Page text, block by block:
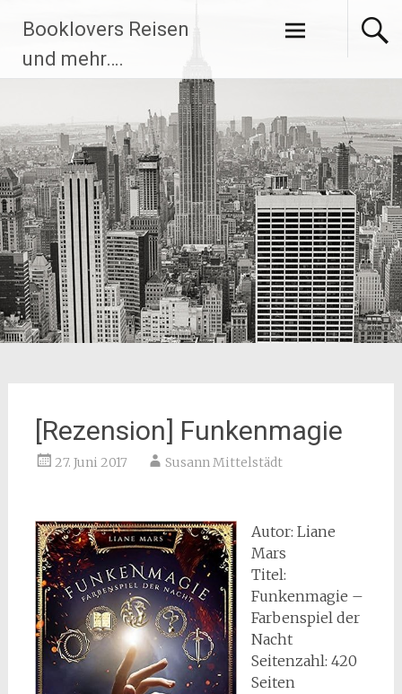
Inhalt
springen
Booklovers Reisen
und mehr….
[Rezension] Funkenmagie
27. Juni 2017 Susann Mittelstädt
Autor: Liane
Mars
Titel:
Funkenmagie –
Farbenspiel der
Nacht
Seitenzahl: 420
Seiten